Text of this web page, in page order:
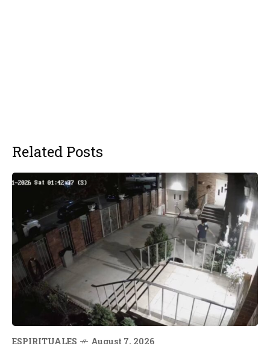
Related Posts
ESPIRITUALES August 7, 2026